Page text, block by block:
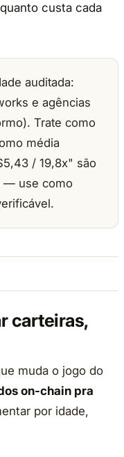
custa cada
auditada:
e agências
Trate como
média
/ 19,8x" são
— use como
carteiras,
muda o jogo do
on-chain pra
por idade,